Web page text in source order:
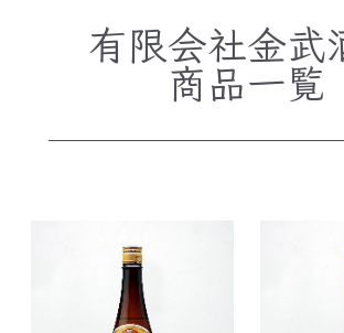
有限会社金武
商品一覧